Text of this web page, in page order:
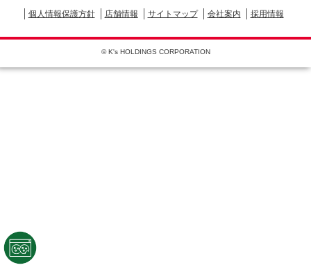
個人情報保護方針
店舗情報 サイトマップ 会社案内 採用情報
© K's HOLDINGS CORPORATION